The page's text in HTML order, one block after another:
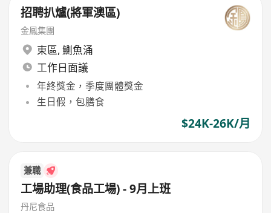
招聘扒爐(將軍澳區)
金鳳集團
東區, 鰂魚涌
工作日面議
年終獎金，季度團體獎金
生日假，包膳食
$24K-26K/月
兼職
工場助理(食品工場) - 9月上班
丹尼食品